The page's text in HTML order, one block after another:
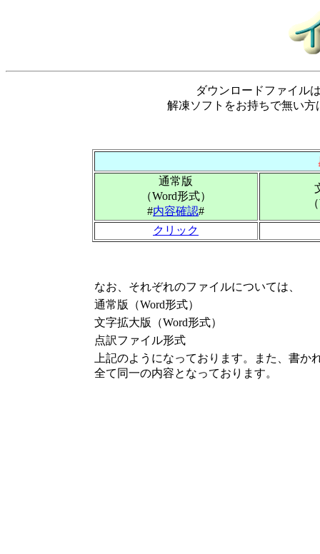
ダウンロードファイル
解凍ソフトをお持ちで無い方
通常版
（Word形式）
#内容確認#
クリック
なお、それぞれのファイルについては、
通常版（Word形式）
文字拡大版（Word形式）
点訳ファイル形式
上記のようになっております。また、書か
全て同一の内容となっております。